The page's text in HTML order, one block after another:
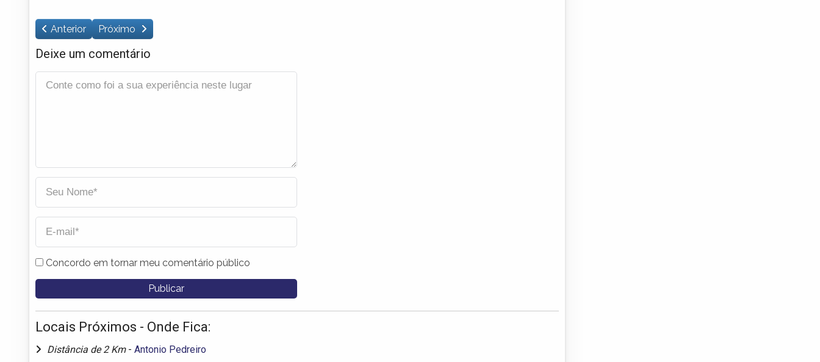
Anterior Próximo
Deixe um comentário
Concordo em tornar meu comentário público
Locais Próximos - Onde Fica:
Distância de 2 Km - Antonio Pedreiro